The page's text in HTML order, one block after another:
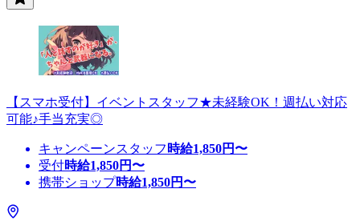
【スマホ受付】イベントスタッフ★未経験OK！週払い対応
可能♪手当充実◎
キャンペーンスタッフ 時給1,850円〜
受付時給1,850円〜
携帯ショップ時給1,850円〜